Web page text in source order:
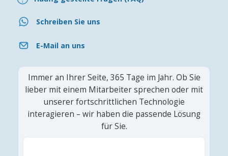
Schreiben Sie uns
E-Mail an uns
Immer an Ihrer Seite, 365 Tage im Jahr. Ob Sie
lieber mit einem Mitarbeiter sprechen oder mit
unserer fortschrittlichen Technologie
interagieren – wir haben die passende Lösung
für Sie.